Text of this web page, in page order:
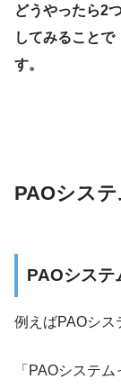
どうやったら2
してみることで
す。
PAOシス
PAOシステ
例えばPAOシス
「PAOシステ